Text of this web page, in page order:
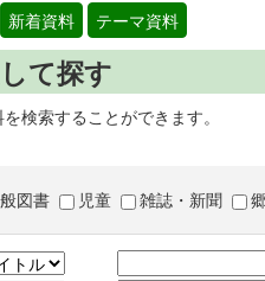
新着資料 テーマ資料
て探す
検索することができます。
図書 児童 雑誌・新聞